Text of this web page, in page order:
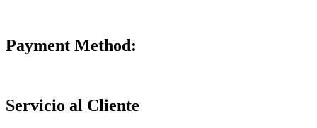
Payment Method:
Servicio al Cliente